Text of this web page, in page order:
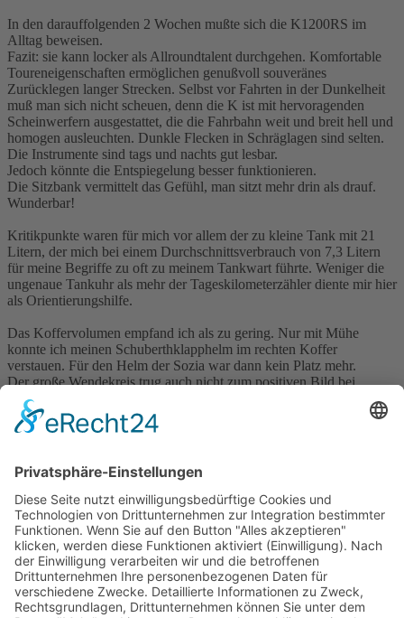
In den darauffolgenden 2 Wochen mußte sich die K1200RS im
Alltag beweisen.
Fazit: sie kann locker als Allroundtalent durchgehen. Komfortable
Toureneigenschaften ermöglichen genußvoll souveränes
Zurücklegen langer Strecken. Selbst vor Fahrten in der Dunkelheit
muß man sich nicht scheuen, denn die K ist mit hervoragenden
Scheinwerfern ausgestattet, die die Fahrbahn weit und breit hell und
homogen ausleuchten. Dunkle Flecken in Schräglagen sind selten.
Die Instrumente sind tags und nachts gut lesbar.
Jedoch könnte die Entspiegelung besser funktionieren.
Die Sitzbank vermittelt das Gefühl, man sitzt mehr drin als drauf.
Wunderbar!
Kritikpunkte waren für mich vor allem der zu kleine Tank mit 21
Litern, der mich bei einem Durchschnittsverbrauch von 7,3 Litern
für meine Begriffe zu oft zu meinem Tankwart führte. Weniger die
ungenaue Tankuhr als mehr der Tageskilometerzähler diente mir hier
als Orientierungshilfe.
Das Koffervolumen empfand ich als zu gering. Nur mit Mühe
konnte ich meinen Schuberthklapphelm im rechten Koffer
verstauen. Für den Helm der Sozia war dann kein Platz mehr.
Der große Wendekreis trug auch nicht zum positiven Bild bei.
Störend empfand ich, daß die Maschine solo mit Koffern ab ca. 170
km/h deutliches Pendeln zeigte und unruhig wirkte. Mit Sozia gab
Im Handbuch schreibt BMW im Fahrbetrieb mit Koffersystem eine
Höchstgeschwindigkeit von 130 km/h vor. Für mein Empfinden
unrealistisch, da ich mir als potentieller Kunde dieses Bike kaufe,
um zügig voranzukommen auf längeren Touren, was ob der guten
Touren- und Handlingeingenschaften für höhere
Reisegeschwindigkeiten spricht und meiner Meinung nach nicht
zum Gesamtkonzept der Maschine paßt.
Mit Sozia zeigten sich Einschränkungen in der Schräglagenfreiheit,
da die Koffer ab und an Teerkontakt hatten.